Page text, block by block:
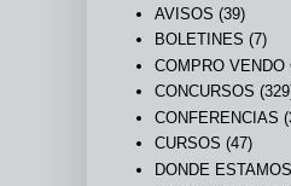
AVISOS (39)
BOLETINES (7)
COMPRO VENDO
CONCURSOS
CONFERENCIAS
CURSOS (47)
DONDE ESTAMOS